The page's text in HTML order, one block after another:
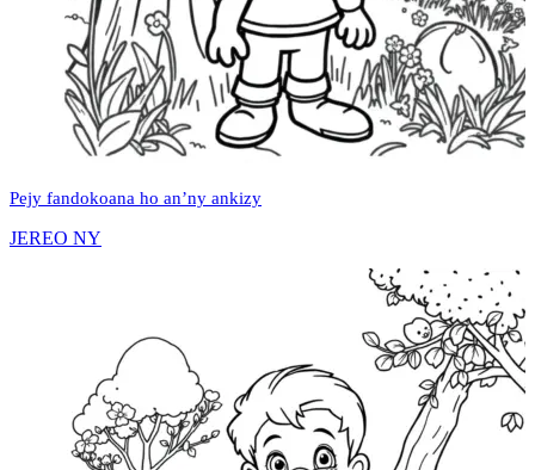
Pejy fandokoana ho an’ny ankizy
JEREO NY